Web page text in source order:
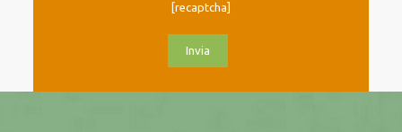
[recaptcha]